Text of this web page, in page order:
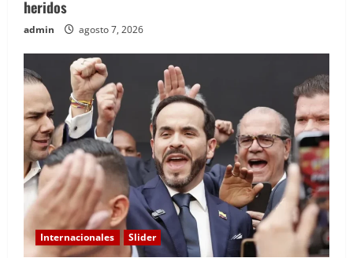
heridos
admin agosto 7, 2026
Internacionales Slider